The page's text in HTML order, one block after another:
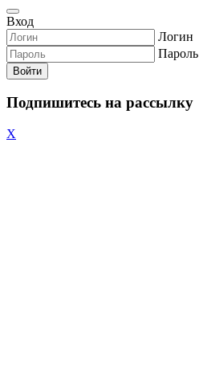
Вход
Логин
Пароль
Войти
Подпишитесь на рассылку
X